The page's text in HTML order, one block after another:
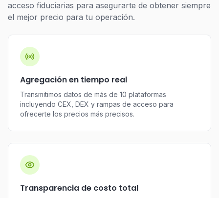
acceso fiduciarias para asegurarte de obtener siempre
el mejor precio para tu operación.
Agregación en tiempo real
Transmitimos datos de más de 10 plataformas
incluyendo CEX, DEX y rampas de acceso para
ofrecerte los precios más precisos.
Transparencia de costo total